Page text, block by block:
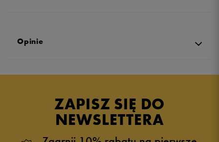
Opinie
4.9
zebranych i zweryfikowanych przez
ZAPISZ SIĘ DO
NEWSLETTERA